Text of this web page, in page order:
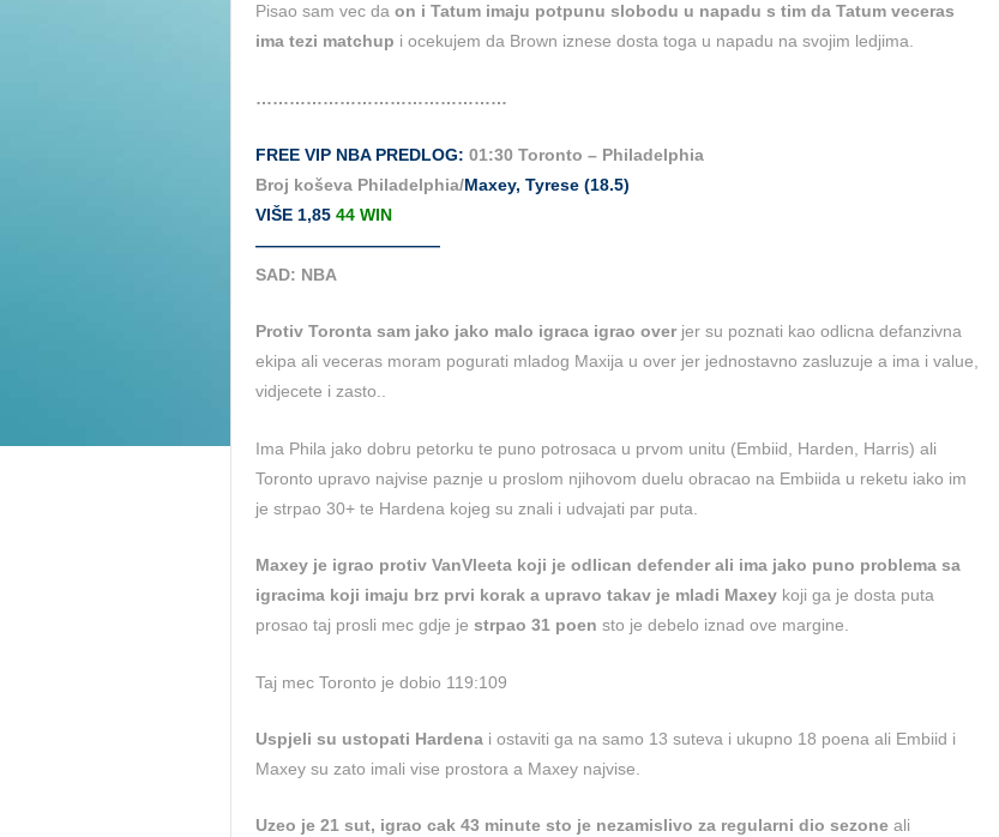
Pisao sam vec da on i Tatum imaju potpunu slobodu u napadu s tim da Tatum veceras
ima tezi matchup i ocekujem da Brown iznese dosta toga u napadu na svojim ledjima.
………………………………………
FREE VIP NBA PREDLOG: 01:30 Toronto – Philadelphia
Broj koševa Philadelphia/Maxey, Tyrese (18.5)
VIŠE 1,85 44 WIN
———————————
SAD: NBA
Protiv Toronta sam jako jako malo igraca igrao over jer su poznati kao odlicna defanzivna
ekipa ali veceras moram pogurati mladog Maxija u over jer jednostavno zasluzuje a ima i value,
vidjecete i zasto..
Ima Phila jako dobru petorku te puno potrosaca u prvom unitu (Embiid, Harden, Harris) ali
Toronto upravo najvise paznje u proslom njihovom duelu obracao na Embiida u reketu iako im
je strpao 30+ te Hardena kojeg su znali i udvajati par puta.
Maxey je igrao protiv VanVleeta koji je odlican defender ali ima jako puno problema sa
igracima koji imaju brz prvi korak a upravo takav je mladi Maxey koji ga je dosta puta
prosao taj prosli mec gdje je strpao 31 poen sto je debelo iznad ove margine.
Taj mec Toronto je dobio 119:109
Uspjeli su ustopati Hardena i ostaviti ga na samo 13 suteva i ukupno 18 poena ali Embiid i
Maxey su zato imali vise prostora a Maxey najvise.
Uzeo je 21 sut, igrao cak 43 minute sto je nezamislivo za regularni dio sezone ali